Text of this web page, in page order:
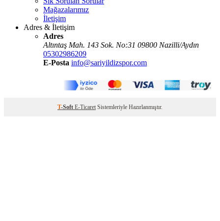
Mağazalarımız
İletişim
Adres & İletişim
Adres
Altıntaş Mah. 143 Sok. No:31 09800 Nazilli/Aydın
05302986209
E-Posta info@sariyildizspor.com
T-Soft E-Ticaret Sistemleriyle Hazırlanmıştır.